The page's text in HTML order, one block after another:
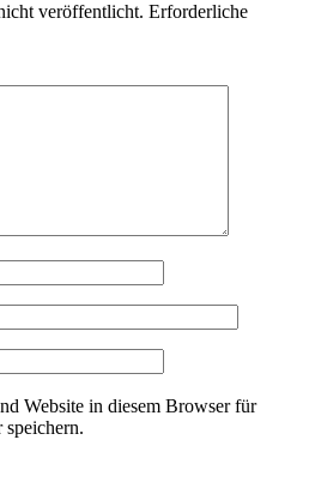
veröffentlicht. Erforderliche
Website in diesem Browser für
speichern.